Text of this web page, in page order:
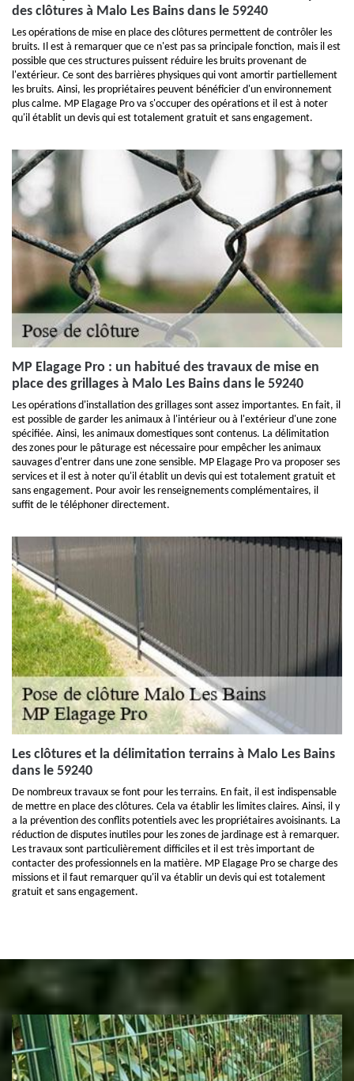
des clôtures à Malo Les Bains dans le 59240
Les opérations de mise en place des clôtures permettent de contrôler les
bruits. Il est à remarquer que ce n'est pas sa principale fonction, mais il est
possible que ces structures puissent réduire les bruits provenant de
l'extérieur. Ce sont des barrières physiques qui vont amortir partiellement
les bruits. Ainsi, les propriétaires peuvent bénéficier d'un environnement
plus calme. MP Elagage Pro va s'occuper des opérations et il est à noter
qu'il établit un devis qui est totalement gratuit et sans engagement.
MP Elagage Pro : un habitué des travaux de mise en
place des grillages à Malo Les Bains dans le 59240
Les opérations d'installation des grillages sont assez importantes. En fait, il
est possible de garder les animaux à l'intérieur ou à l'extérieur d'une zone
spécifiée. Ainsi, les animaux domestiques sont contenus. La délimitation
des zones pour le pâturage est nécessaire pour empêcher les animaux
sauvages d'entrer dans une zone sensible. MP Elagage Pro va proposer ses
services et il est à noter qu'il établit un devis qui est totalement gratuit et
sans engagement. Pour avoir les renseignements complémentaires, il
suffit de le téléphoner directement.
Les clôtures et la délimitation terrains à Malo Les Bains
dans le 59240
De nombreux travaux se font pour les terrains. En fait, il est indispensable
de mettre en place des clôtures. Cela va établir les limites claires. Ainsi, il y
a la prévention des conflits potentiels avec les propriétaires avoisinants. La
réduction de disputes inutiles pour les zones de jardinage est à remarquer.
Les travaux sont particulièrement difficiles et il est très important de
contacter des professionnels en la matière. MP Elagage Pro se charge des
missions et il faut remarquer qu'il va établir un devis qui est totalement
gratuit et sans engagement.